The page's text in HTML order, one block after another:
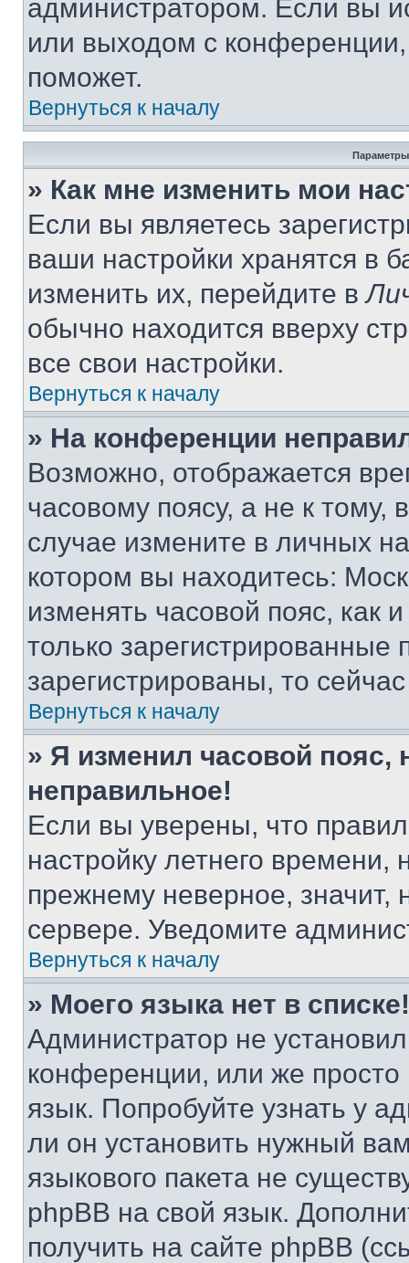
администратором. Если вы
или выходом с
поможет.
Вернуться к началу
Параметры
» Как мне изменить мои
Если вы являетесь
ваши настройки хранятся в
изменить их, перейдите в
обычно находится вверху
все свои настройки.
Вернуться к началу
» На конференции
Возможно, отображается
часовому поясу, а не к тому,
случае измените в личных
котором вы находитесь:
изменять часовой пояс, как
только
зарегистрированы, то
Вернуться к началу
» Я изменил часовой пояс,
неправильное!
Если вы уверены, что
настройку летнего
прежнему неверное, значит,
сервере. Уведомите
Вернуться к началу
» Моего языка нет в списке!
Администратор не
конференции, или же
язык. Попробуйте узнать у
ли он установить нужный
языкового пакета не
phpBB на свой язык.
получить на сайте phpBB